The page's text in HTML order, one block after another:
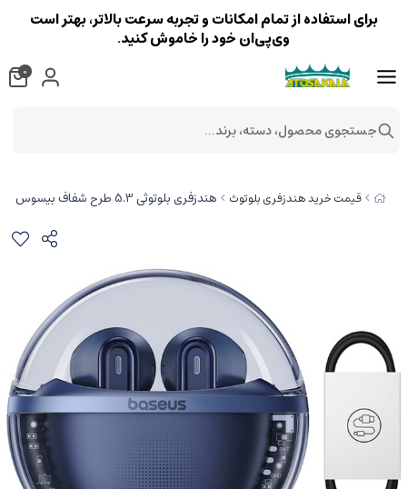
قیمت خرید هندزفری بلوتوث هندزفری بلوتوثی 5.3 طرح شفاف بیسوس E5x A00060101323-00
برای استفاده از تمام امکانات و تجربه سرعت بالاتر، بهتر است
وی‌پی‌ان خود را خاموش کنید.
0
جستجوی محصول، دسته، برند...